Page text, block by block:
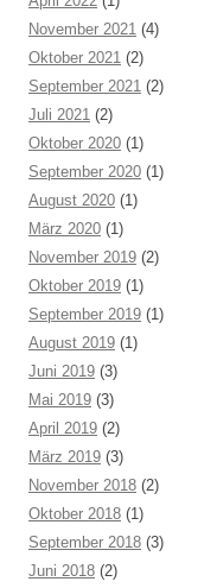
November 2021 (4)
Oktober 2021 (2)
September 2021 (2)
Juli 2021 (2)
Oktober 2020 (1)
September 2020 (1)
August 2020 (1)
März 2020 (1)
November 2019 (2)
Oktober 2019 (1)
September 2019 (1)
August 2019 (1)
Juni 2019 (3)
Mai 2019 (3)
April 2019 (2)
März 2019 (3)
November 2018 (2)
Oktober 2018 (1)
September 2018 (3)
Juni 2018 (2)